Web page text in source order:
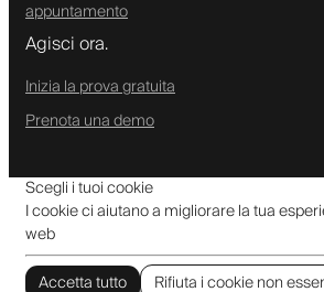
appuntamento
Agisci ora.
Inizia la prova gratuita
Prenota una demo
Scegli i tuoi cookie
I cookie ci aiutano a migliorare la tua
web
Accetta tutto
Rifiuta i cookie non